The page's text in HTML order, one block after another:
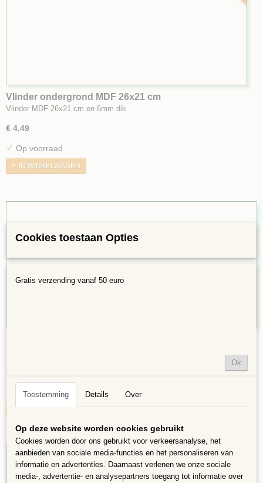
Vlinder ondergrond MDF 26x21 cm
Vlinder MDF 26x21 cm en 6mm dik
€ 4,49
✓ Op voorraad
IN WINKELWAGEN
€ 2,98
Op voorraad
IN WINKELWAGEN
25%
Cookies toestaan Opties
Gratis verzending vanaf 50 euro
Ok
Toestemming Details Over
Op deze website worden cookies gebruikt
Cookies worden door ons gebruikt voor verkeersanalyse, het
aanbieden van sociale media-functies en het personaliseren van
informatie en advertenties. Daarnaast verlenen we onze sociale
media-, advertentie- en analysepartners toegang tot informatie over